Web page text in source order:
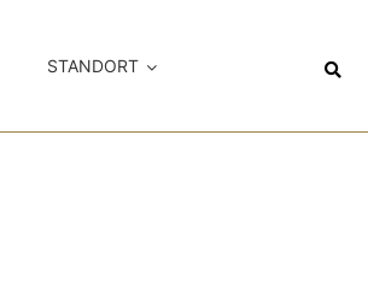
STANDORT